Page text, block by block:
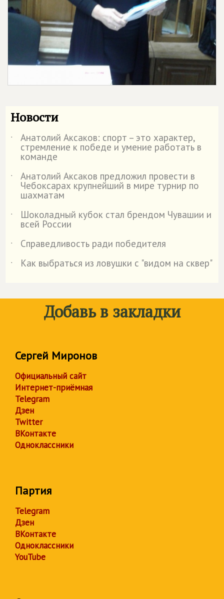
Новости
˙ Анатолий Аксаков: спорт – это характер,
стремление к победе и умение работать в
команде
˙
Анатолий Аксаков предложил провести в
Чебоксарах крупнейший в мире турнир по
шахматам
˙
Шоколадный кубок стал брендом Чувашии и
всей России
˙
Справедливость ради победителя
˙
Как выбраться из ловушки с "видом на сквер"
Добавь в закладки
Сергей Миронов
Официальный сайт
Интернет-приёмная
Telegram
Дзен
Twitter
ВКонтакте
Одноклассники
Партия
Telegram
Дзен
ВКонтакте
Одноклассники
YouTube